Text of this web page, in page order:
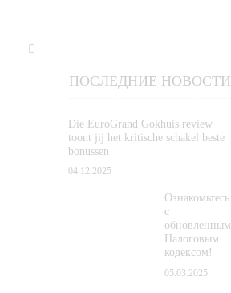
ПОСЛЕДНИЕ НОВОСТИ
Die EuroGrand Gokhuis review
toont jij het kritische schakel beste
bonussen
04.12.2025
Ознакомьтесь
с
обновленным
Налоговым
кодексом!
05.03.2025